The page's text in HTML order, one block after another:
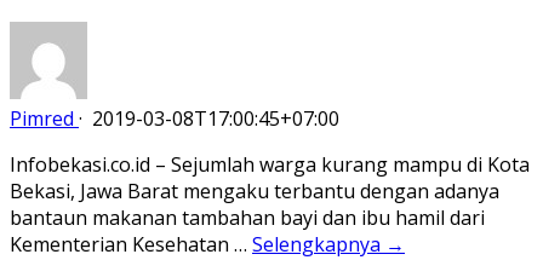
Pimred · 2019-03-08T17:00:45+07:00
Infobekasi.co.id – Sejumlah warga kurang mampu di Kota
Bekasi, Jawa Barat mengaku terbantu dengan adanya
bantaun makanan tambahan bayi dan ibu hamil dari
Kementerian Kesehatan … Selengkapnya →